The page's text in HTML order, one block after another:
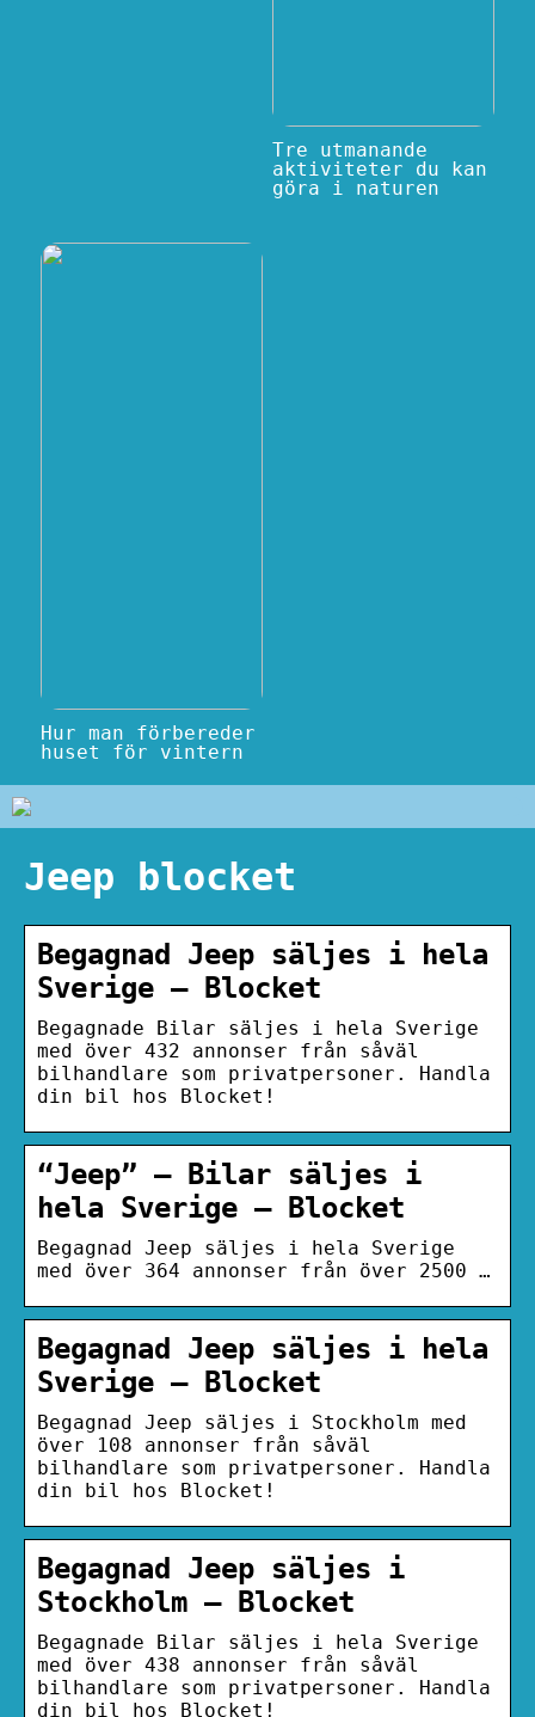
Tre utmanande
aktiviteter du kan
göra i naturen
Hur man förbereder
huset för vintern
Jeep blocket
Begagnad Jeep säljes i hela
Sverige – Blocket
Begagnade Bilar säljes i hela Sverige
med över 432 annonser från såväl
bilhandlare som privatpersoner. Handla
din bil hos Blocket!
“Jeep” – Bilar säljes i
hela Sverige – Blocket
Begagnad Jeep säljes i hela Sverige
med över 364 annonser från över 2500 …
Begagnad Jeep säljes i hela
Sverige – Blocket
Begagnad Jeep säljes i Stockholm med
över 108 annonser från såväl
bilhandlare som privatpersoner. Handla
din bil hos Blocket!
Begagnad Jeep säljes i
Stockholm – Blocket
Begagnade Bilar säljes i hela Sverige
med över 438 annonser från såväl
bilhandlare som privatpersoner. Handla
din bil hos Blocket!